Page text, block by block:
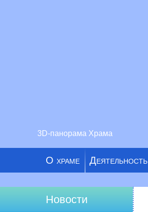
3D-панорама Храма
О храме Деятельность
Новости